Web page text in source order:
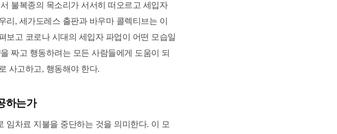
불복종의 목소리가 서서히 떠오르고 세입자
리, 세가도레스 출판과 바우마 콜렉티브는 이
보고 코로나 시대의 세입자 파업이 어떤 모습일
짜고 행동하려는 모든 사람들에게 도움이 되
사고하고, 행동해야 한다.
하는가
임차료 지불을 중단하는 것을 의미한다. 이 모